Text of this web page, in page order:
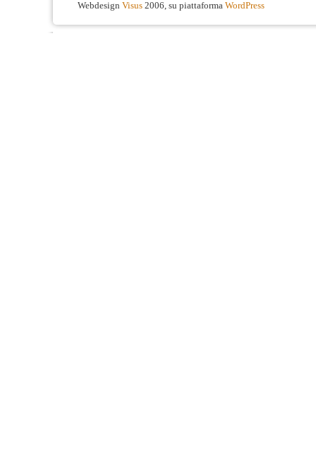
Webdesign Visus 2006, su piattaforma WordPress